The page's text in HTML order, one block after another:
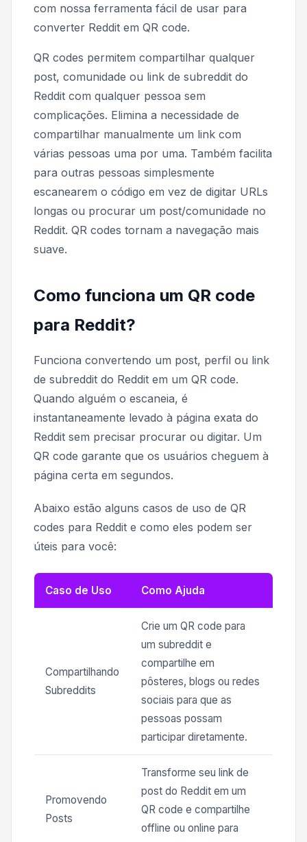
com nossa ferramenta fácil de usar para
converter Reddit em QR code.
QR codes permitem compartilhar qualquer
post, comunidade ou link de subreddit do
Reddit com qualquer pessoa sem
complicações. Elimina a necessidade de
compartilhar manualmente um link com
várias pessoas uma por uma. Também facilita
para outras pessoas simplesmente
escanearem o código em vez de digitar URLs
longas ou procurar um post/comunidade no
Reddit. QR codes tornam a navegação mais
suave.
Como funciona um QR code
para Reddit?
Funciona convertendo um post, perfil ou link
de subreddit do Reddit em um QR code.
Quando alguém o escaneia, é
instantaneamente levado à página exata do
Reddit sem precisar procurar ou digitar. Um
QR code garante que os usuários cheguem à
página certa em segundos.
Abaixo estão alguns casos de uso de QR
codes para Reddit e como eles podem ser
úteis para você:
Caso de Uso Como Ajuda
Compartilhando
Subreddits
Crie um QR code para
um subreddit e
compartilhe em
pôsteres, blogs ou redes
sociais para que as
pessoas possam
participar diretamente.
Promovendo
Posts
Transforme seu link de
post do Reddit em um
QR code e compartilhe
offline ou online para